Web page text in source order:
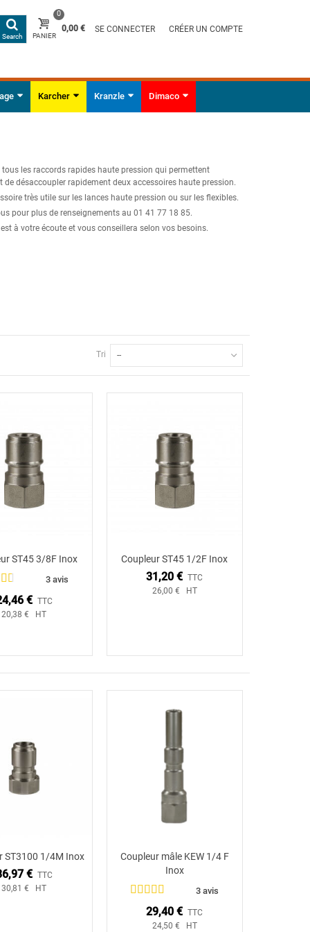
Search PANIER
0
0,00 € SE CONNECTER CRÉER UN COMPTE
Karcher Kranzle Dimaco
tous les raccords rapides haute pression qui permettent
de désaccoupler rapidement deux accessoires haute pression.
très utile sur les lances haute pression ou sur les flexibles.
pour plus de renseignements au 01 41 77 18 85.
à votre écoute et vous conseillera selon vos besoins.
Tri --
Ajouter au panier
ST45 3/8F Inox
3 avis
€ TTC
20,38 € HT
Ajouter au panier
Coupleur ST45 1/2F Inox
31,20 € TTC
26,00 € HT
Ajouter au panier
ST3100 1/4M Inox
€ TTC
30,81 € HT
Ajouter au panier
Coupleur mâle KEW 1/4 F
Inox
3 avis
29,40 € TTC
24,50 € HT